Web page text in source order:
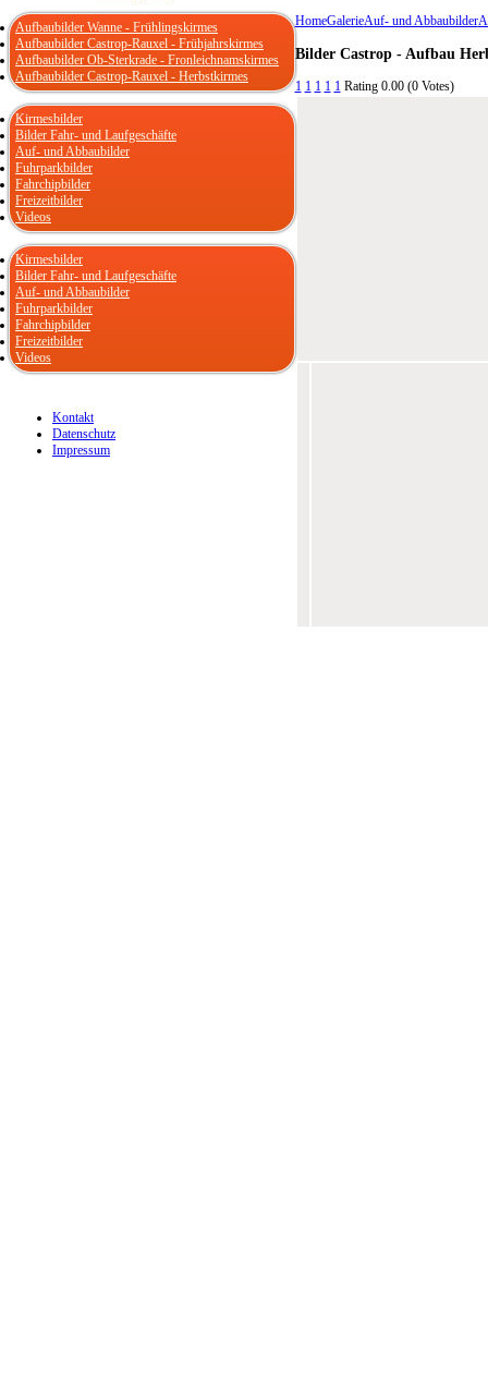
HomeGalerieAuf- und Abbaubilder
Bilder Castrop - Aufbau
1 1 1 1 1 Rating 0.00 (0 Votes)
Aufbaubilder Wanne - Frühlingskirmes
Aufbaubilder Castrop-Rauxel - Frühjahrskirmes
Aufbaubilder Ob-Sterkrade - Fronleichnamskirmes
Aufbaubilder Castrop-Rauxel - Herbstkirmes
Kirmesbilder
Bilder Fahr- und Laufgeschäfte
Auf- und Abbaubilder
Fuhrparkbilder
Fahrchipbilder
Freizeitbilder
Videos
Kirmesbilder
Bilder Fahr- und Laufgeschäfte
Auf- und Abbaubilder
Fuhrparkbilder
Fahrchipbilder
Freizeitbilder
Videos
Kontakt
Datenschutz
Impressum